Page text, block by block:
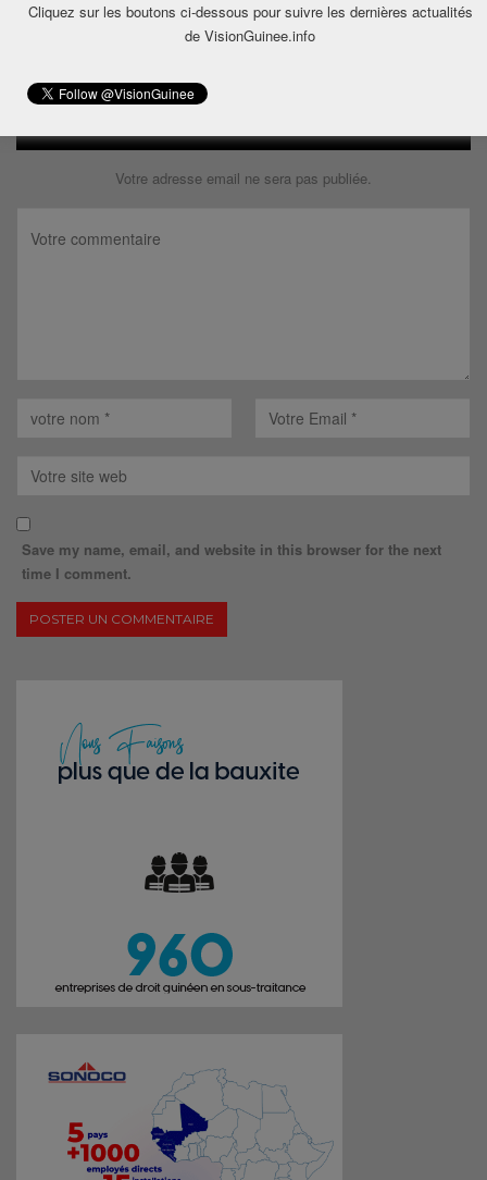
Votre adresse email ne sera pas publiée.
Save my name, email, and website in this browser for the next
time I comment.
Cliquez sur les boutons ci-dessous pour suivre les dernières actualités
de VisionGuinee.info